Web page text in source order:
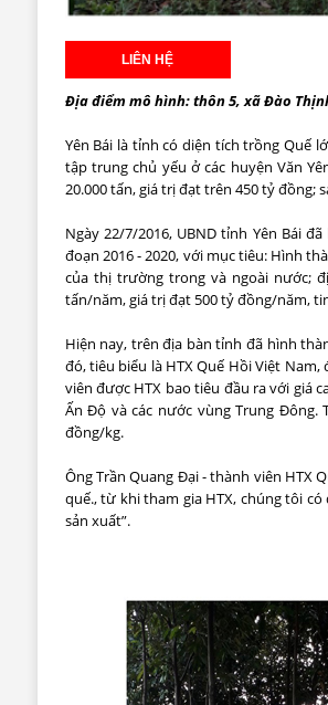
Địa điểm mô hình: thôn 5, xã Đào
Yên Bái là tỉnh có diện tích trồng Quế
tập trung chủ yếu ở các huyện Văn
20.000 tấn, giá trị đạt trên 450 tỷ đồng;
Ngày 22/7/2016, UBND tỉnh Yên Bái
đoạn 2016 - 2020, với mục tiêu: Hình
của thị trường trong và ngoài nước;
tấn/năm, giá trị đạt 500 tỷ đồng/năm,
Hiện nay, trên địa bàn tỉnh đã hình
đó, tiêu biểu là HTX Quế Hồi Việt Nam,
viên được HTX bao tiêu đầu ra với giá
Ấn Độ và các nước vùng Trung Đông.
đồng/kg.
Ông Trần Quang Đại - thành viên HTX
quế., từ khi tham gia HTX, chúng tôi
sản xuất”.